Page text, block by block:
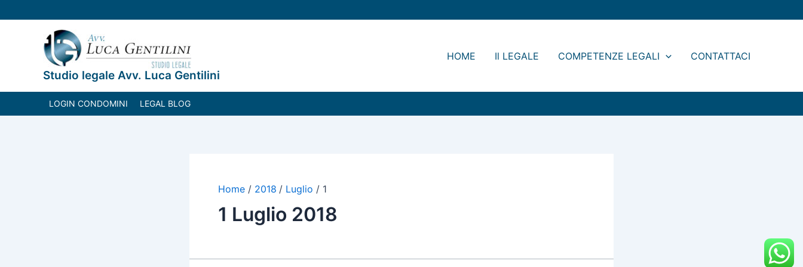
al
Studio legale Avv. Luca Gentilini
HOME Il LEGALE COMPETENZE LEGALI CONTATTACI
LOGIN CONDOMINI LEGAL BLOG
Home 2018 Luglio 1
1 Luglio 2018
Blog